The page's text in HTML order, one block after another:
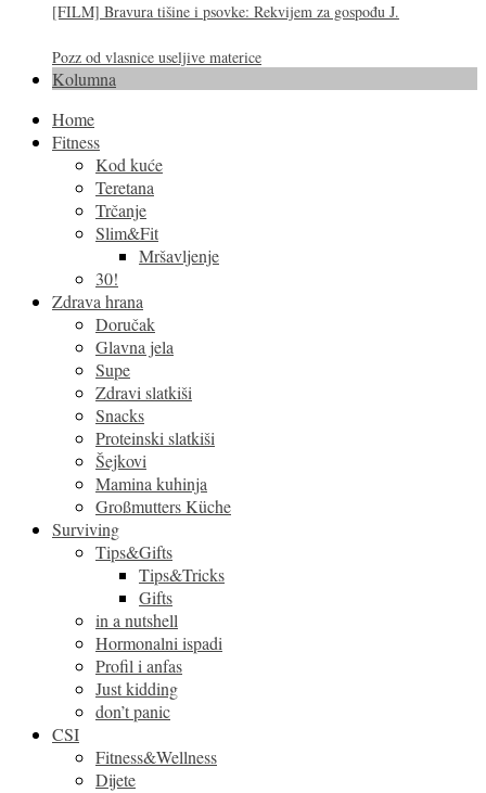
[FILM] Bravura tišine i psovke: Rekvijem za gospođu J.
Pozz od vlasnice useljive materice
Kolumna
Home
Fitness
Kod kuće
Teretana
Trčanje
Slim&Fit
Mršavljenje
30!
Zdrava hrana
Doručak
Glavna jela
Supe
Zdravi slatkiši
Snacks
Proteinski slatkiši
Šejkovi
Mamina kuhinja
Großmutters Küche
Surviving
Tips&Gifts
Tips&Tricks
Gifts
in a nutshell
Hormonalni ispadi
Profil i anfas
Just kidding
don’t panic
CSI
Fitness&Wellness
Dijete